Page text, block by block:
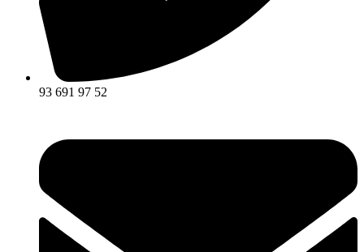
93 691 97 52